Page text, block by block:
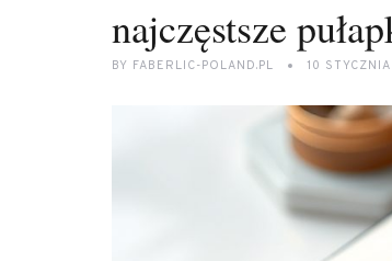
najczęstsze
BY FABERLIC-POLAND.PL 10